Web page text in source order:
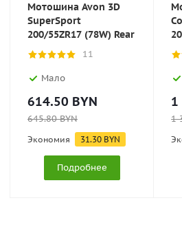
Мотошина Avon 3D
SuperSport
200/55ZR17 (78W) Rear
11
Мало
614.50 BYN
645.80BYN
Экономия 31.30 BYN
Подробнее
1
1